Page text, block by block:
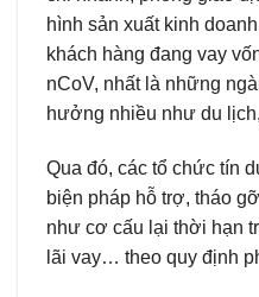
hình sản xuất kinh
khách hàng đang vay
nCoV, nhất là những
hưởng nhiều như du
Qua đó, các tổ chức tín
biện pháp hỗ trợ, tháo
như cơ cấu lại thời hạn
lãi vay… theo quy định